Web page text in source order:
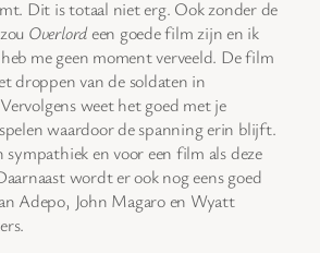
Dit is totaal niet erg. Ook zonder de
Overlordeen goede film zijn en ik
me geen moment verveeld. De film
droppen van de soldaten in
weet het goed met je
waardoor de spanning erin blijft.
sympathiek en voor een film als deze
wordt er ook nog eens goed
Adepo, John Magaro en Wyatt